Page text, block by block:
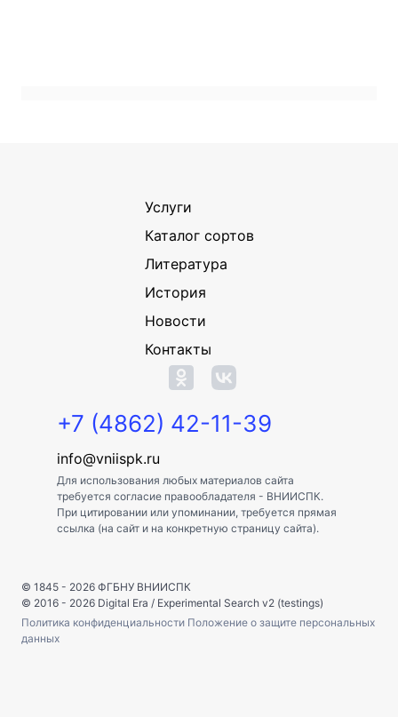
Услуги
Каталог сортов
Литература
История
Новости
Контакты
+7 (4862) 42-11-39
info@vniispk.ru
Для использования любых материалов сайта
требуется согласие правообладателя - ВНИИСПК.
При цитировании или упоминании, требуется прямая
ссылка (на сайт и на конкретную страницу сайта).
© 1845 - 2026 ФГБНУ ВНИИСПК
© 2016 - 2026 Digital Era / Experimental Search v2 (testings)
Политика конфиденциальности Положение о защите персональных
данных